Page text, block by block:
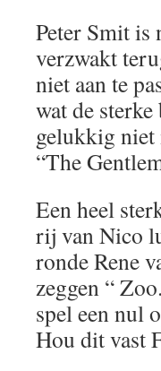
Peter Smit is
verzwakt
niet aan te
wat de
gelukkig niet
“The
Een heel
rij van Nico
ronde Rene
zeggen “
spel een nul
Hou dit vast